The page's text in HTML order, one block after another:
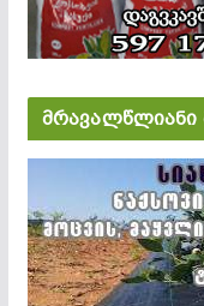
მრავალწლიანი